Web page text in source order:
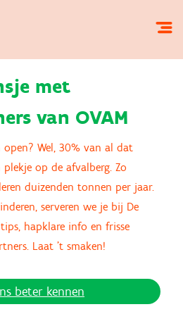
met
van OVAM
open? Wel, 30% van al dat
plekje op de afvalberg. Zo
duizenden tonnen per jaar.
serveren we je bij De
hapklare info en frisse
Laat ’t smaken!
beter kennen